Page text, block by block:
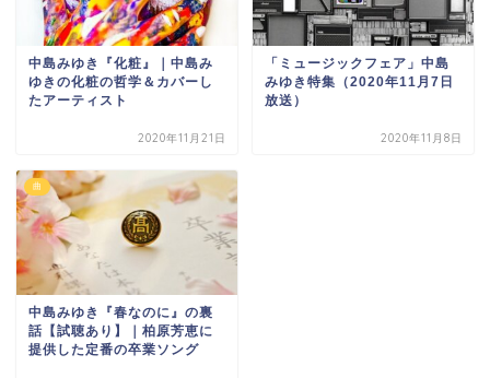
中島みゆき『化粧』｜中島み
ゆきの化粧の哲学＆カバーし
たアーティスト
2020年11月21日
「ミュージックフェア」中島
みゆき特集（2020年11月7日
放送）
2020年11月8日
曲
中島みゆき『春なのに』の裏
話【試聴あり】｜柏原芳恵に
提供した定番の卒業ソング